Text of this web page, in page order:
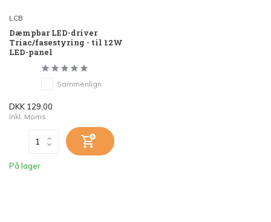
LCB
Dæmpbar LED-driver
Triac/fasestyring - til 12W
LED-panel
Sammenlign
DKK 129,00
Inkl. Moms
På lager